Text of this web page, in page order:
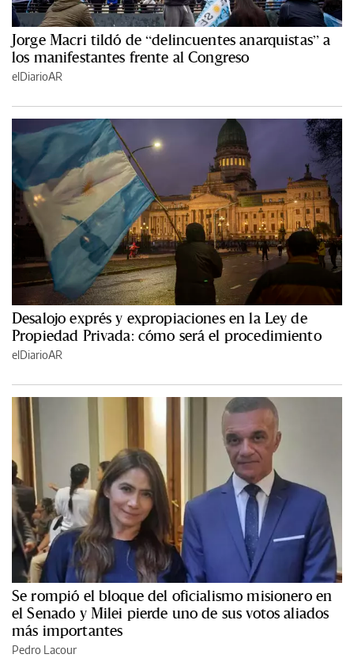
Jorge Macri tildó de “delincuentes anarquistas” a
los manifestantes frente al Congreso
elDiarioAR
Desalojo exprés y expropiaciones en la Ley de
Propiedad Privada: cómo será el procedimiento
elDiarioAR
Se rompió el bloque del oficialismo misionero en
el Senado y Milei pierde uno de sus votos aliados
más importantes
Pedro Lacour